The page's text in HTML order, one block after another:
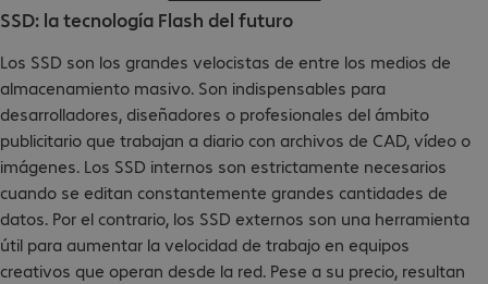
SSD: la tecnología Flash del futuro
Los SSD son los grandes velocistas de entre los medios de
almacenamiento masivo. Son indispensables para
desarrolladores, diseñadores o profesionales del ámbito
publicitario que trabajan a diario con archivos de CAD, vídeo o
imágenes. Los SSD internos son estrictamente necesarios
cuando se editan constantemente grandes cantidades de
datos. Por el contrario, los SSD externos son una herramienta
útil para aumentar la velocidad de trabajo en equipos
creativos que operan desde la red. Pese a su precio, resultan